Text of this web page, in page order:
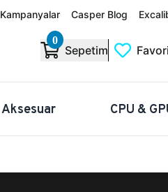
Kampanyalar Casper Blog
0
Sepetim
Aksesuar CPU &